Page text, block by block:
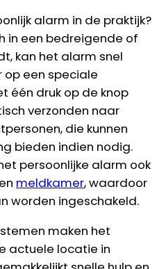
alarm in de praktijk?
in een bedreigende of
kan het alarm snel
een speciale
één druk op de knop
verzonden naar
die kunnen
bieden indien nodig.
persoonlijke alarm ook
meldkamer, waardoor
worden ingeschakeld.
maken het
actuele locatie in